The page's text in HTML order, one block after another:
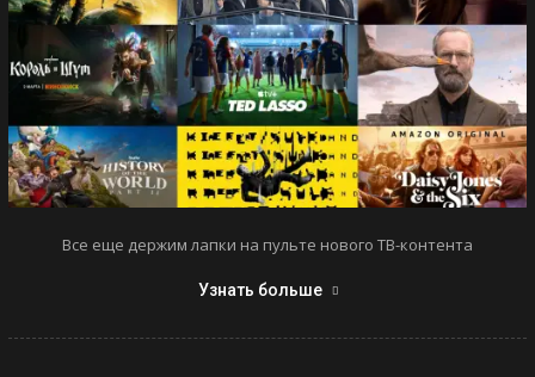
Все еще держим лапки на пульте нового ТВ-контента
Узнать больше